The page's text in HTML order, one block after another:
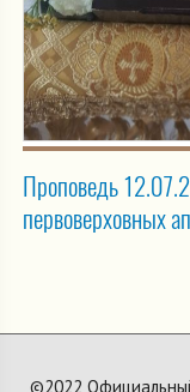
Проповедь
первоверховных
©2022